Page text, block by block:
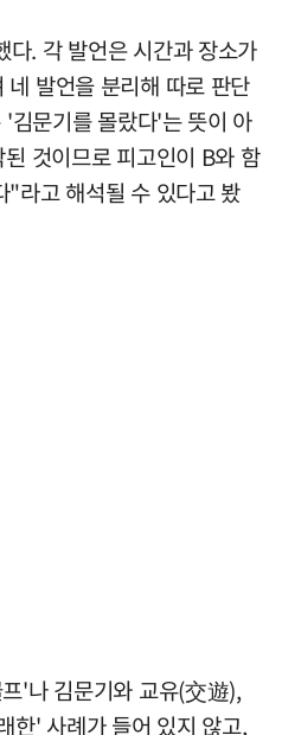
. 각 발언은 시간과 장소가
발언을 분리해 따로 판단
문기를 몰랐다'는 뜻이 아
것이므로 피고인이 B와 함
"라고 해석될 수 있다고 봤
'나 김문기와 교유(交遊),
한' 사례가 들어 있지 않고,